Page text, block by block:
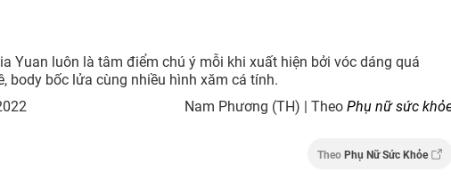
Yuan luôn là tâm điểm chú ý mỗi khi xuất hiện bởi vóc dáng quá
body bốc lửa cùng nhiều hình xăm cá tính.
Nam Phương (TH) | TheoPhụ nữ sức
TheoPhụ Nữ Sức Khỏe